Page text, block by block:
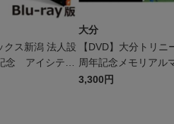
クス新潟 法人設
念 アイシテル
け継がれる想
大分
【DVD】大分トリニ
周年記念メモリアル
完全版
3,300円